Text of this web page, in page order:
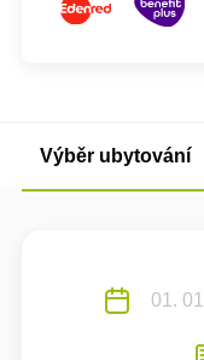
Výběr ubytování